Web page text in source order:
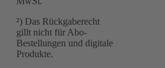
²) Das Rückgaberecht
gillt nicht für Abo-
Bestellungen und digitale
Produkte.